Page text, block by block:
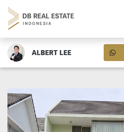
ALBERT LEE